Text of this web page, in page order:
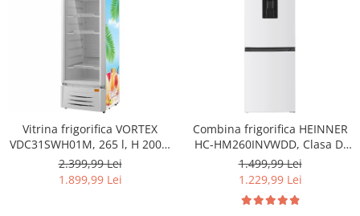
Vitrina frigorifica VORTEX
VDC31SWH01M, 265 l, H 200.5
cm, alb
2.399,99 Lei
1.899,99 Lei
Combina frigorifica HEINNER
HC-HM260INVWDD, Clasa D,
260L, Dozator apa, Control
electronic cu termostat
reversibila, H 180 cm, Alb
1.499,99 Lei
1.229,99 Lei